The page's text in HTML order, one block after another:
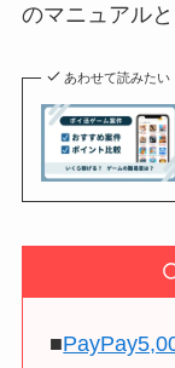
のマニュアル
あわせて読みたい
■